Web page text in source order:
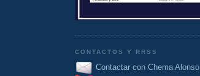
CONTACTOS Y RRSS
Contactar con Chema Alonso